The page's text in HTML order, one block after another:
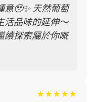
意🥹✨ 天然葡萄
活品味的延伸～
續探索屬於你嘅
★★★★★